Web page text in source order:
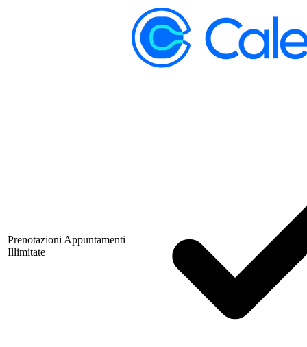
Prenotazioni Appuntamenti
Illimitate